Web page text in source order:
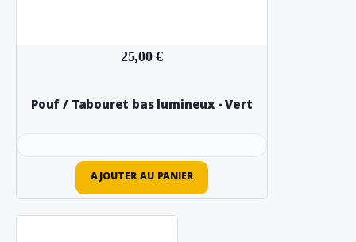
25,00 €
Pouf / Tabouret bas lumineux - Vert
AJOUTER AU PANIER